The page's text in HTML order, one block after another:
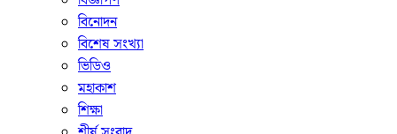
বিনোদন
বিশেষ সংখ্যা
ভিডিও
মহাকাশ
শিক্ষা